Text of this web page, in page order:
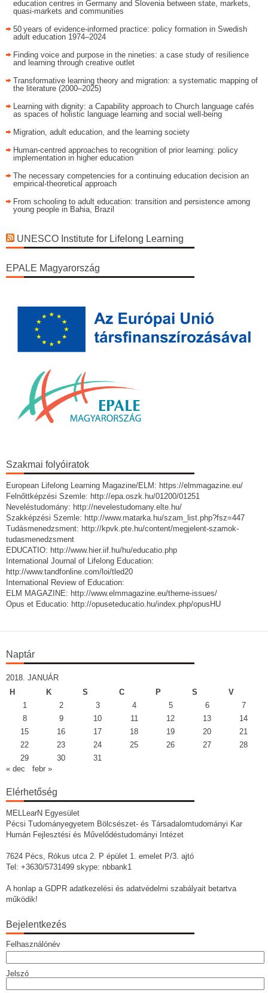
education centres in Germany and Slovenia between state, markets,
quasi-markets and communities
50 years of evidence‑informed practice: policy formation in Swedish
adult education 1974–2024
Finding voice and purpose in the nineties: a case study of resilience
and learning through creative outlet
Transformative learning theory and migration: a systematic mapping of
the literature (2000–2025)
Learning with dignity: a Capability approach to Church language cafés
as spaces of holistic language learning and social well-being
Migration, adult education, and the learning society
Human-centred approaches to recognition of prior learning: policy
implementation in higher education
The necessary competencies for a continuing education decision an
empirical-theoretical approach
From schooling to adult education: transition and persistence among
young people in Bahia, Brazil
UNESCO Institute for Lifelong Learning
EPALE Magyarország
Szakmai folyóiratok
European Lifelong Learning Magazine/ELM: https://elmmagazine.eu/
Felnőttképzési Szemle: http://epa.oszk.hu/01200/01251
Neveléstudomány: http://nevelestudomany.elte.hu/
Szakképzési Szemle: http://www.matarka.hu/szam_list.php?fsz=447
Tudásmenedzsment: http://kpvk.pte.hu/content/megjelent-szamok-
tudasmenedzsment
EDUCATIO: http://www.hier.iif.hu/hu/educatio.php
International Journal of Lifelong Education:
http://www.tandfonline.com/loi/tled20
International Review of Education:
ELM MAGAZINE: http://www.elmmagazine.eu/theme-issues/
Opus et Educatio: http://opuseteducatio.hu/index.php/opusHU
Naptár
2018. JANUÁR
H
K S C P S
V
1
2 3 4 5 6
7
8
9 10 11 12 13
14
15
16 17 18 19 20
21
22
23 24 25 26 27
28
29
30
31
« dec
febr »
Elérhetőség
MELLearN Egyesület
Pécsi Tudományegyetem Bölcsészet- és Társadalomtudományi Kar
Humán Fejlesztési és Művelődéstudományi Intézet
7624 Pécs, Rókus utca 2. P épület 1. emelet P/3. ajtó
Tel: +3630/5731499 skype: nbbank1
A honlap a GDPR adatkezelési és adatvédelmi szabályait betartva
működik!
Bejelentkezés
Felhasználónév
Jelszó